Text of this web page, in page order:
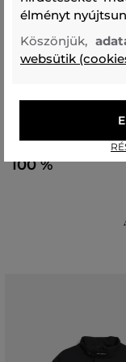
hátoldal
100 %
élményt
Köszönjük,
websütik